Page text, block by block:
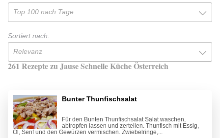
Top 100 nach Tage
Sortiert nach:
Relevanz
261 Rezepte zu Jause Schnelle Küche Österreich
Bunter Thunfischsalat
Für den Bunten Thunfischsalat Salat waschen,
abtropfen lassen und zerteilen. Thunfisch mit Essig,
Öl, Senf und den Gewürzen vermischen. Zwiebelringe,...